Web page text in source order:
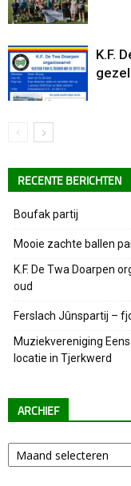
K.F.
RECENTE BERICHTEN
Boufak partij
Mooie zachte ballen
K.F. De Twa Doarpen
oud
Ferslach Jûnspartij –
Muziekvereniging
locatie in Tjerkwerd
ARCHIEF
Archief